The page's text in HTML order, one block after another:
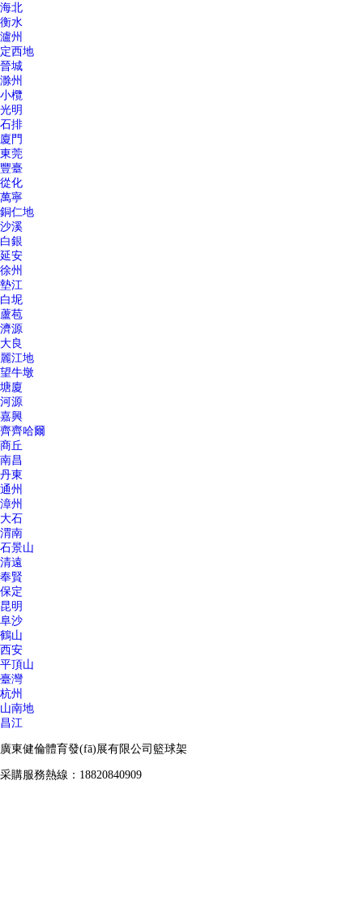
海北
衡水
瀘州
定西地
晉城
滁州
小欖
光明
石排
廈門
東莞
豐臺
從化
萬寧
銅仁地
沙溪
白銀
延安
徐州
墊江
白坭
蘆苞
濟源
大良
麗江地
望牛墩
塘廈
河源
嘉興
齊齊哈爾
商丘
南昌
丹東
通州
漳州
大石
渭南
石景山
清遠
奉賢
保定
昆明
阜沙
鶴山
西安
平頂山
臺灣
杭州
山南地
昌江
廣東健倫體育發(fā)展有限公司籃球架
采購服務熱線：18820840909